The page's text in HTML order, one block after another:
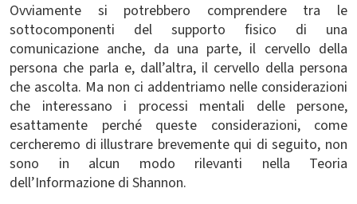
Ovviamente si potrebbero comprendere tra le
sottocomponenti del supporto fisico di una
comunicazione anche, da una parte, il cervello della
persona che parla e, dall’altra, il cervello della persona
che ascolta. Ma non ci addentriamo nelle considerazioni
che interessano i processi mentali delle persone,
esattamente perché queste considerazioni, come
cercheremo di illustrare brevemente qui di seguito, non
sono in alcun modo rilevanti nella Teoria
dell’Informazione di Shannon.